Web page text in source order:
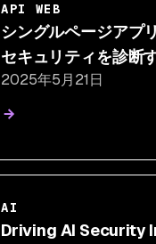
API WEB
シングルページアプ
セキュリティを診断
2025年5月21日
AI
Driving AI Security